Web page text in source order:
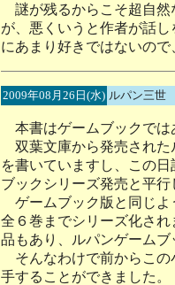
謎が残るからこそ超自然
が、悪くいうと作者が話
にあまり好きではないの
2009年08月26日(水) ルパン三世
本書はゲームブックでは
双葉文庫から発売された
を書いていますし、この
ブックシリーズ発売と平
ゲームブック版と同じよ
全６巻までシリーズ化さ
品もあり、ルパンゲーム
そんなわけで前からこの
手することができました。